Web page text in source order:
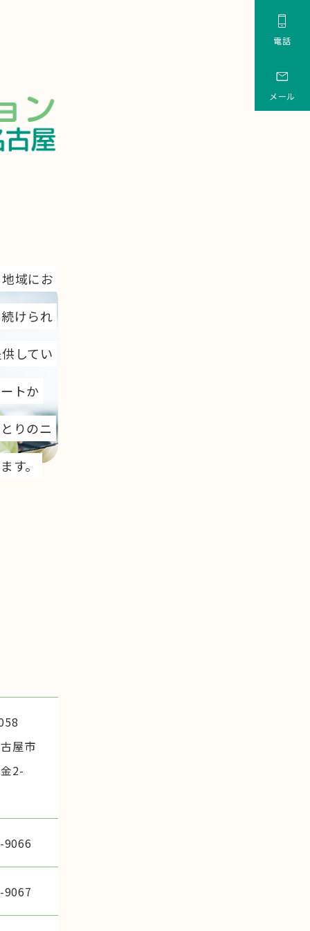

電話

メール
域にお
けられ
してい
トか
りのニ
す。
屋市
2-